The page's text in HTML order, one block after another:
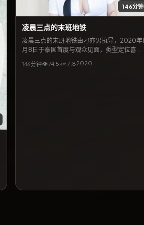
146分钟
凌晨三点的末班地铁
凌晨三点的末班地铁由刁亦男执导，2020年1
月8日于泰国首度与观众见面，类型定位喜
重要角色，剧情围绕平凡人在极端处境下的抉
146分钟👁74.5k⭐ 7.82020